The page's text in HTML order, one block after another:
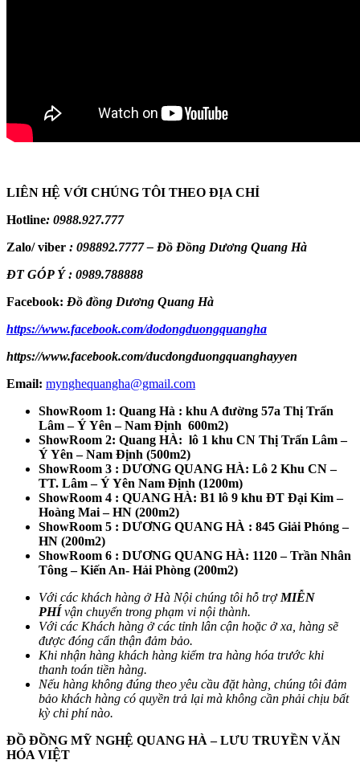
LIÊN HỆ VỚI CHÚNG TÔI THEO ĐỊA CHỈ
Hotline: 0988.927.777
Zalo/ viber : 098892.7777 – Đồ Đồng Dương Quang Hà
ĐT GÓP Ý : 0989.788888
Facebook: Đồ đồng Dương Quang Hà
https://www.facebook.com/dodongduongquangha
https://www.facebook.com/ducdongduongquanghayyen
Email: mynghequangha@gmail.com
ShowRoom 1: Quang Hà : khu A đường 57a Thị Trấn
Lâm – Ý Yên – Nam Định 600m2)
ShowRoom 2: Quang HÀ: lô 1 khu CN Thị Trấn Lâm –
Ý Yên – Nam Định (500m2)
ShowRoom 3 : DƯƠNG QUANG HÀ: Lô 2 Khu CN –
TT. Lâm – Ý Yên Nam Định (1200m)
ShowRoom 4 : QUANG HÀ: B1 lô 9 khu ĐT Đại Kim –
Hoàng Mai – HN (200m2)
ShowRoom 5 : DƯƠNG QUANG HÀ : 845 Giải Phóng –
HN (200m2)
ShowRoom 6 : DƯƠNG QUANG HÀ: 1120 – Trần Nhân
Tông – Kiến An- Hải Phòng (200m2)
Với các khách hàng ở Hà Nội chúng tôi hỗ trợ MIỄN
PHÍ vận chuyển trong phạm vi nội thành.
Với các Khách hàng ở các tỉnh lân cận hoặc ở xa, hàng sẽ
được đóng cẩn thận đảm bảo.
Khi nhận hàng khách hàng kiểm tra hàng hóa trước khi
thanh toán tiền hàng.
Nếu hàng không đúng theo yêu cầu đặt hàng, chúng tôi đảm
bảo khách hàng có quyền trả lại mà không cần phải chịu bất
kỳ chi phí nào.
ĐỒ ĐỒNG MỸ NGHỆ QUANG HÀ – LƯU TRUYỀN VĂN
HÓA VIỆT